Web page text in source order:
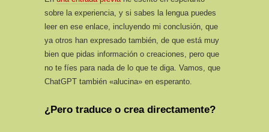
sobre la experiencia, y si sabes la lengua puedes
leer en ese enlace, incluyendo mi conclusión, que
ya otros han expresado también, de que está muy
bien que pidas información o creaciones, pero que
no te fíes para nada de lo que te diga. Vamos, que
ChatGPT también «alucina» en esperanto.
¿Pero traduce o crea directamente?